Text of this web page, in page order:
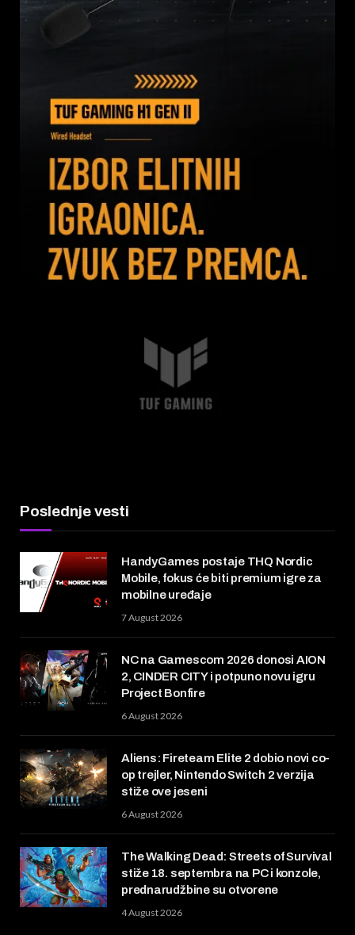
Poslednje vesti
HandyGames postaje THQ Nordic
Mobile, fokus će biti premium igre za
mobilne uređaje
7 August 2026
NC na Gamescom 2026 donosi AION
2, CINDER CITY i potpuno novu igru
Project Bonfire
6 August 2026
Aliens: Fireteam Elite 2 dobio novi co-
op trejler, Nintendo Switch 2 verzija
stiže ove jeseni
6 August 2026
The Walking Dead: Streets of Survival
stiže 18. septembra na PC i konzole,
prednarudžbine su otvorene
4 August 2026